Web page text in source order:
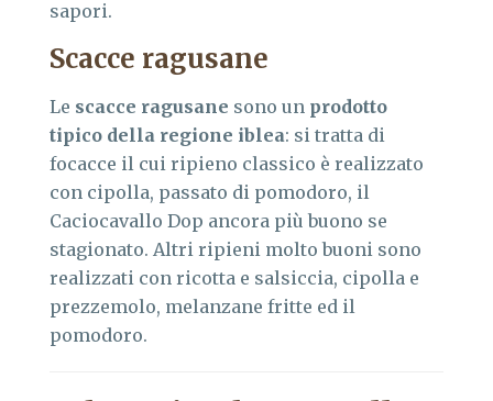
sapori.
Scacce ragusane
Le scacce ragusane sono un prodotto
tipico della regione iblea: si tratta di
focacce il cui ripieno classico è realizzato
con cipolla, passato di pomodoro, il
Caciocavallo Dop ancora più buono se
stagionato. Altri ripieni molto buoni sono
realizzati con ricotta e salsiccia, cipolla e
prezzemolo, melanzane fritte ed il
pomodoro.